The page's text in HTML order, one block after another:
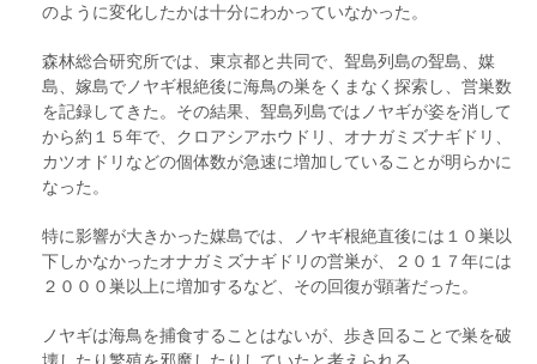
のように変化したかは十分にわかっていなかった。
森林総合研究所では、東京都と共同で、聟島列島の聟島、媒
島、嫁島でノヤギ根絶後に海鳥の巣をくまなく探索し、営巣数
を記録してきた。その結果、聟島列島ではノヤギが姿を消して
から約１５年で、クロアシアホウドリ、オナガミズナギドリ、
カツオドリなどの個体数が急速に増加していることが明らかに
なった。
特に影響が大きかった媒島では、ノヤギ根絶直後には１０巣以
下しかなかったオナガミズナギドリの営巣が、２０１７年には
２０００巣以上に増加するなど、その回復が顕著だった。
ノヤギは海鳥を捕食することはないが、歩き回ることで巣を破
壊したり繁殖を邪魔したりしていたと考えられる。